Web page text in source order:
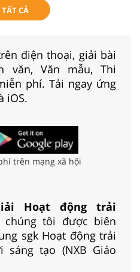
CẢ
điện thoại, giải bài
văn, Văn mẫu, Thi
phí. Tải ngay ứng
iOS.
trên mạng xã hội
Hoạt động trải
tôi được biên
sgk Hoạt động trải
sáng tạo (NXB Giáo